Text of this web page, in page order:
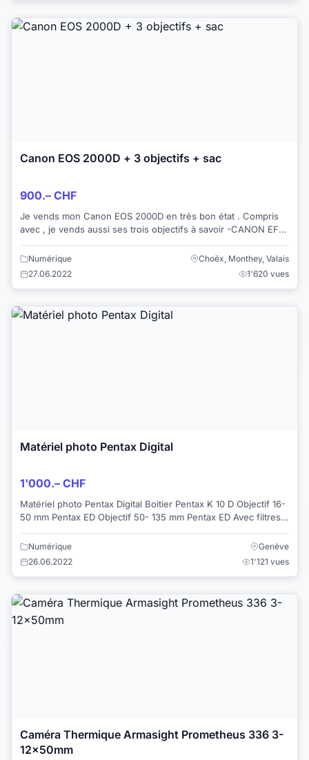
Canon EOS 2000D + 3 objectifs + sac
900.– CHF
Je vends mon Canon EOS 2000D en très bon état . Compris
avec , je vends aussi ses trois objectifs à savoir -CANON EF-S
Numérique
Choëx, Monthey, Valais
27.06.2022
1'620 vues
Matériel photo Pentax Digital
1'000.– CHF
Matériel photo Pentax Digital Boitier Pentax K 10 D Objectif 16-
50 mm Pentax ED Objectif 50- 135 mm Pentax ED Avec filtres
UV En très bon état ...
Numérique
Genève
26.06.2022
1'121 vues
Caméra Thermique Armasight Prometheus 336 3-
12x50mm